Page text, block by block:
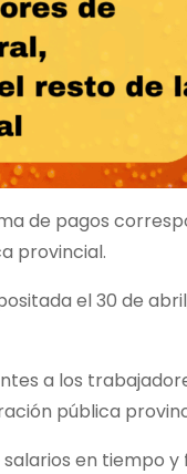
de pagos
provincial.
el 30 de
a los
pública
en tiempo